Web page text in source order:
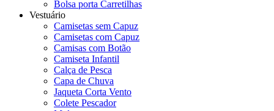
Bolsa porta Carretilhas
Vestuário
Camisetas sem Capuz
Camisetas com Capuz
Camisas com Botão
Camiseta Infantil
Calça de Pesca
Capa de Chuva
Jaqueta Corta Vento
Colete Pescador